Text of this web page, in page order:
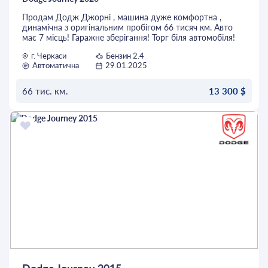
Пишіть або телефонуйте – відповімо на всі ваші
запитання!!!
Продам Додж Джорні , машина дуже комфортна ,
динамічна з оригінальним пробігом 66 тисяч км. Авто
має 7 місць! Гаражне зберігання! Торг біля автомобіля!
г. Черкаси
Бензин 2.4
Автоматична
29.01.2025
66 тис. км. 13 300 $
ОСТАВИТЬ ЗАЯВКУ